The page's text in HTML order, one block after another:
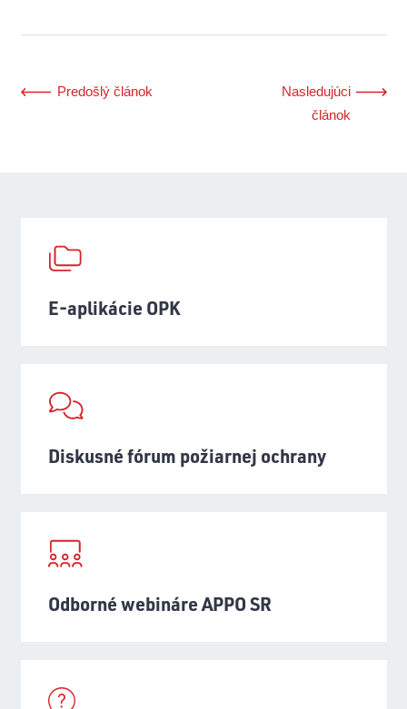
Predošlý článok
Nasledujúci
článok
E-aplikácie OPK
Diskusné fórum požiarnej ochrany
Odborné webináre APPO SR